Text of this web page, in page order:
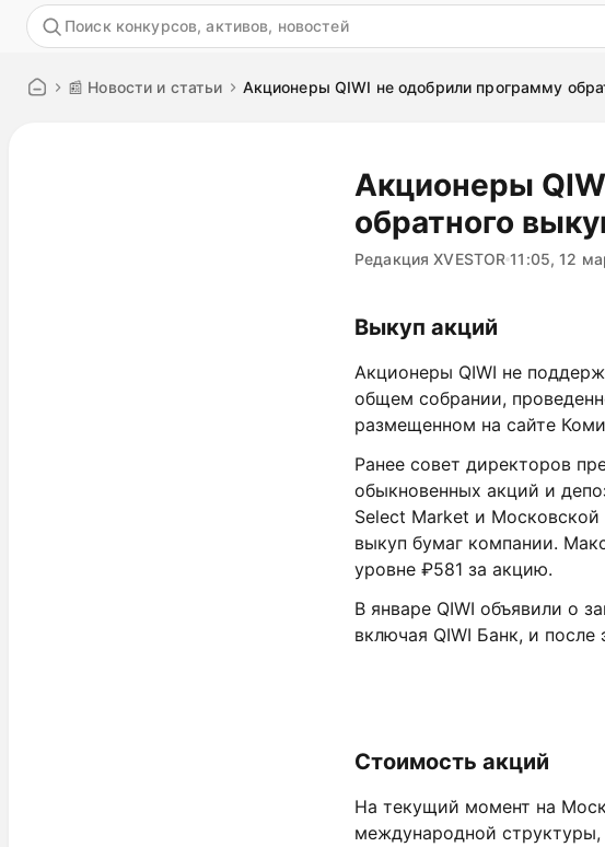
📰 Новости и статьи Акционеры QIWI не одобрили программу
Акционеры
обратного
Редакция XVESTOR 11:05, 12
Выкуп акций
Акционеры QIWI не
общем собрании,
размещенном на сайте
Ранее совет директоров
обыкновенных акций и
Select Market и
выкуп бумаг компании.
уровне ₽581 за акцию.
В январе QIWI объявили о
включая QIWI Банк, и после
Стоимость акций
На текущий момент на
международной